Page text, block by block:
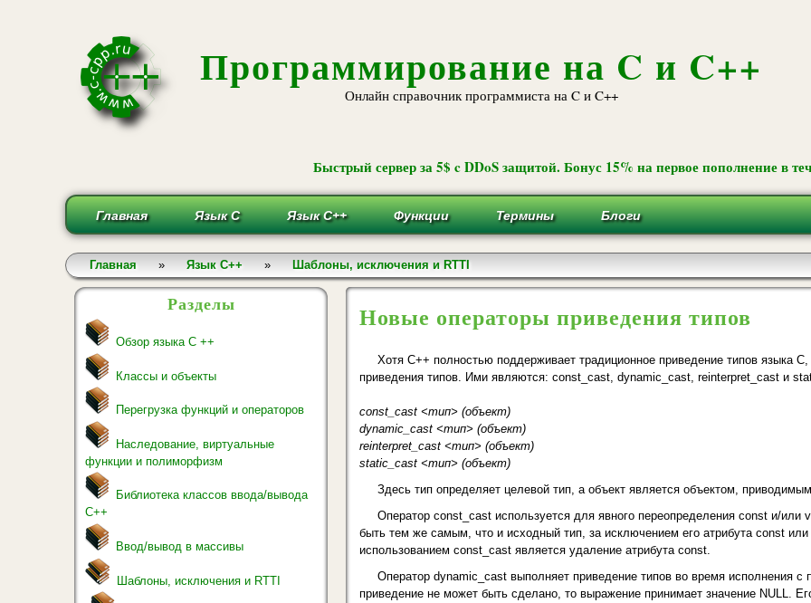
Программирование на C и C++
Онлайн справочник программиста на C и C++
Быстрый сервер за 5$ c DDoS защитой. Бонус 15% на первое пополнение в
Главная Язык С Язык С++ Функции Термины Блоги
Вы здесь
Главная » Язык С++ » Шаблоны, исключения и RTTI
Разделы
Обзор языка С ++
Классы и объекты
Перегрузка функций и операторов
Наследование, виртуальные
функции и полиморфизм
Библиотека классов ввода/вывода
С++
Ввод/вывод в массивы
Шаблоны, исключения и RTTI
Новые операторы приведения типов
Хотя С++ полностью поддерживает традиционное приведение типов языка
приведения типов. Ими являются: const_cast, dynamic_cast, reinterpret_cast и
const_cast <тип> (объект)
dynamic_cast <тип> (объект)
reinterpret_cast <тип> (объект)
static_cast <тип> (объект)
Здесь тип определяет целевой тип, а объект является объектом,
Оператор const_cast используется для явного переопределения const и/
быть тем же самым, что и исходный тип, за исключением его атрибута const
использованием const_cast явля­ется удаление атрибута const.
Оператор dynamic_cast выполняет приведение типов во время исполнения с
приведение не может быть сделано, то выражение принимает значение NULL.